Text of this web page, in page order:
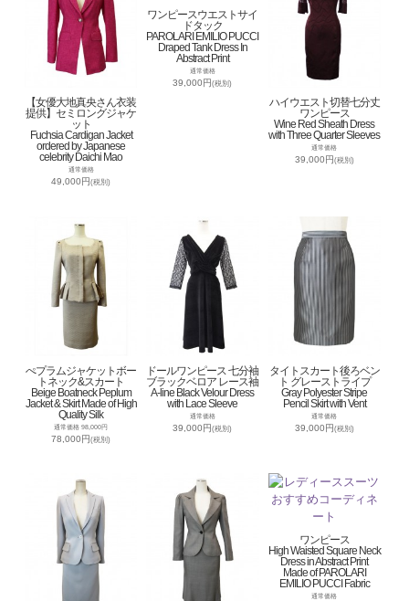
【女優大地真央さん衣装
提供】セミロングジャケ
ット
Fuchsia Cardigan Jacket
ordered by Japanese
celebrity Daichi Mao
通常価格
49,000円(税別)
ワンピースウエストサイ
ドタック
PAROLARI EMILIO PUCCI
Draped Tank Dress In
Abstract Print
通常価格
39,000円(税別)
ハイウエスト切替七分丈
ワンピース
Wine Red Sheath Dress
with Three Quarter Sleeves
通常価格
39,000円(税別)
ぺプラムジャケットボー
トネック&スカート
Beige Boatneck Peplum
Jacket & Skirt Made of High
Quality Silk
通常価格 98,000円
78,000円(税別)
ドールワンピース 七分袖
ブラックベロア レース袖
A-line Black Velour Dress
with Lace Sleeve
通常価格
39,000円(税別)
タイトスカート後ろベン
ト グレーストライプ
Gray Polyester Stripe
Pencil Skirt with Vent
通常価格
39,000円(税別)
ワンピース
High Waisted Square Neck
Dress in Abstract Print
Made of PAROLARI
EMILIO PUCCI Fabric
通常価格